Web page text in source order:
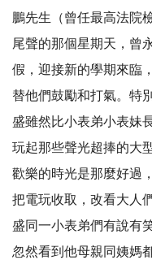
鵬先生（曾任最高法
尾聲的那個星期天，曾
假，迎接新的學期來臨
替他們鼓勵和打氣。特
盛雖然比小表弟小表妹
玩起那些聲光超捧的大
歡樂的時光是那麼好過
把電玩收取，改看大
盛同一小表弟們有說有
忽然看到他母親同姨媽